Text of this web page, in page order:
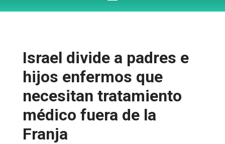
Israel divide a padres e
hijos enfermos que
necesitan tratamiento
médico fuera de la
Franja